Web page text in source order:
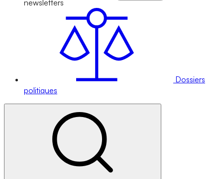
newsletters
Dossiers
politiques